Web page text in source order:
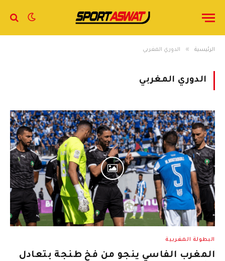
الرئيسية » الدوري المغربي
الدوري المغربي
البطولة المغربية
المغرب الفاسي ينجو من فخ طنجة بتعادل